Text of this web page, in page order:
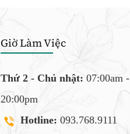
Giờ Làm Việc
Thứ 2 - Chủ nhật: 07:00am -
20:00pm
Hotline: 093.768.9111